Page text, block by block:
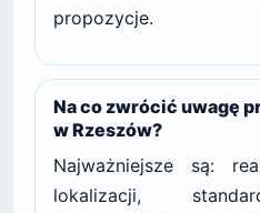
propozycje.
Na co zwrócić uwagę
w Rzeszów?
Najważniejsze są:
lokalizacji,